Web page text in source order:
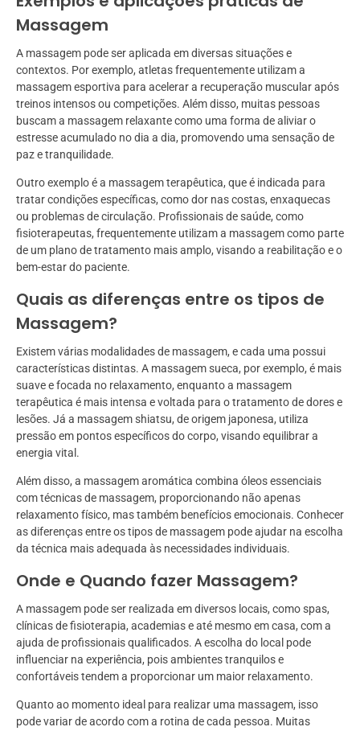
Massagem
A massagem pode ser aplicada em diversas situações e
contextos. Por exemplo, atletas frequentemente utilizam a
massagem esportiva para acelerar a recuperação muscular após
treinos intensos ou competições. Além disso, muitas pessoas
buscam a massagem relaxante como uma forma de aliviar o
estresse acumulado no dia a dia, promovendo uma sensação de
paz e tranquilidade.
Outro exemplo é a massagem terapêutica, que é indicada para
tratar condições específicas, como dor nas costas, enxaquecas
ou problemas de circulação. Profissionais de saúde, como
fisioterapeutas, frequentemente utilizam a massagem como parte
de um plano de tratamento mais amplo, visando a reabilitação e o
bem-estar do paciente.
Quais as diferenças entre os tipos de
Massagem?
Existem várias modalidades de massagem, e cada uma possui
características distintas. A massagem sueca, por exemplo, é mais
suave e focada no relaxamento, enquanto a massagem
terapêutica é mais intensa e voltada para o tratamento de dores e
lesões. Já a massagem shiatsu, de origem japonesa, utiliza
pressão em pontos específicos do corpo, visando equilibrar a
energia vital.
Além disso, a massagem aromática combina óleos essenciais
com técnicas de massagem, proporcionando não apenas
relaxamento físico, mas também benefícios emocionais. Conhecer
as diferenças entre os tipos de massagem pode ajudar na escolha
da técnica mais adequada às necessidades individuais.
Onde e Quando fazer Massagem?
A massagem pode ser realizada em diversos locais, como spas,
clínicas de fisioterapia, academias e até mesmo em casa, com a
ajuda de profissionais qualificados. A escolha do local pode
influenciar na experiência, pois ambientes tranquilos e
confortáveis tendem a proporcionar um maior relaxamento.
Quanto ao momento ideal para realizar uma massagem, isso
pode variar de acordo com a rotina de cada pessoa. Muitas